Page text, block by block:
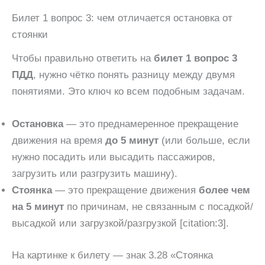
Билет 1 вопрос 3: чем отличается остановка от
стоянки
Чтобы правильно ответить на билет 1 вопрос 3
ПДД, нужно чётко понять разницу между двумя
понятиями. Это ключ ко всем подобным задачам.
Остановка— это преднамеренное прекращение
движения на время до 5 минут (или больше, если
нужно посадить или высадить пассажиров,
загрузить или разгрузить машину).
Стоянка— это прекращение движения более чем
на 5 минут по причинам, не связанным с посадкой/
высадкой или загрузкой/разгрузкой [citation:3].
На картинке к билету — знак 3.28 «Стоянка